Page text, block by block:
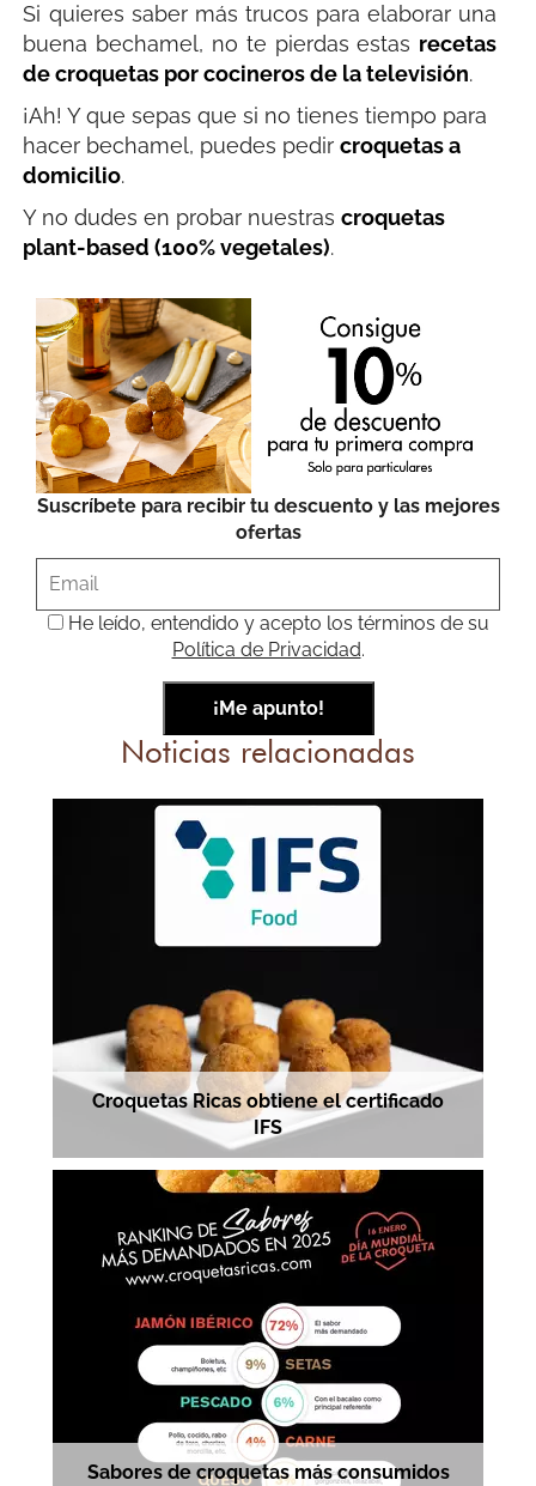
Si quieres saber más trucos para elaborar una
buena bechamel, no te pierdas estas recetas
de croquetas por cocineros de la televisión.
¡Ah! Y que sepas que si no tienes tiempo para
hacer bechamel, puedes pedircroquetas a
domicilio.
Y no dudes en probar nuestrascroquetas
plant-based (100% vegetales).
Suscríbete para recibir tu descuento y las mejores
ofertas
He leído, entendido y acepto los términos de su
Política de Privacidad.
Noticias relacionadas
Croquetas Ricas obtiene el certificado
IFS
Sabores de croquetas más consumidos